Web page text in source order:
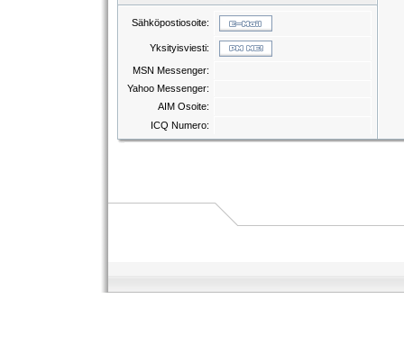
Sähköpostiosoite:
Yksityisviesti:
MSN Messenger:
Yahoo Messenger:
AIM Osoite:
ICQ Numero: